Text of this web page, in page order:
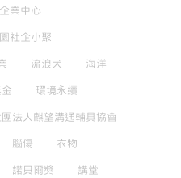
業中心
社企小聚
流浪犬 海洋
金 環境永續
團法人麒望溝通輔具協會
腦傷 衣物
諾貝爾獎 講堂